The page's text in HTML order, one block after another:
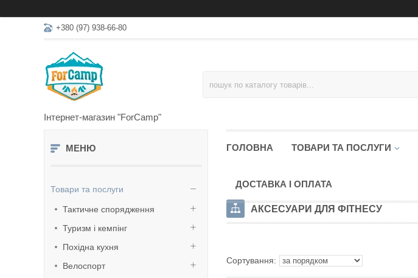
+380 (97) 938-66-80
Інтернет-магазин "ForCamp"
Товари та послуги
Тактичне спорядження
Туризм і кемпінг
Похідна кухня
Велоспорт
ГОЛОВНА ТОВАРИ ТА ПОСЛУГИ
ДОСТАВКА І ОПЛАТА
АКСЕСУАРИ ДЛЯ ФІТНЕСУ